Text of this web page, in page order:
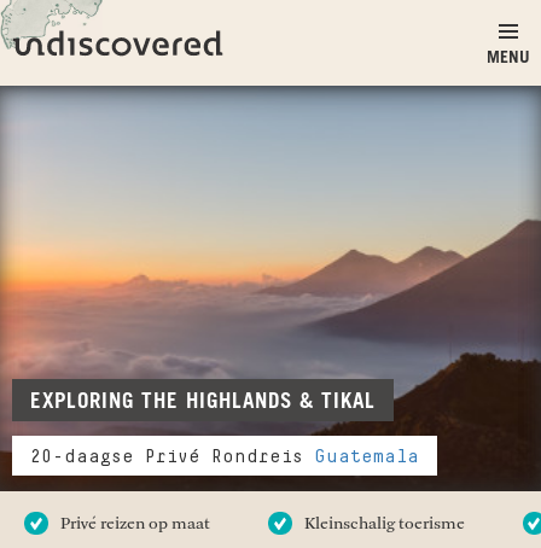
Ga naar inhoud
Undiscovered
MENU
EXPLORING THE HIGHLANDS & TIKAL
20-daagse Privé Rondreis Guatemala
Privé reizen op maat Kleinschalig toerisme